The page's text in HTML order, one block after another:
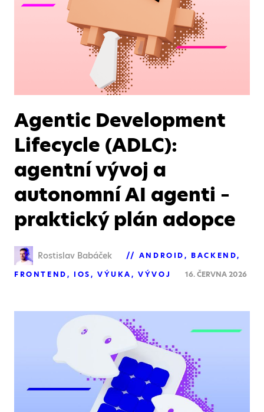
Agentic Development
Lifecycle (ADLC):
agentní vývoj a
autonomní AI agenti –
praktický plán adopce
Rostislav Babáček ANDROID
BACKEND
FRONTEND
IOS VÝUKA VÝVOJ 16. ČERVNA 2026